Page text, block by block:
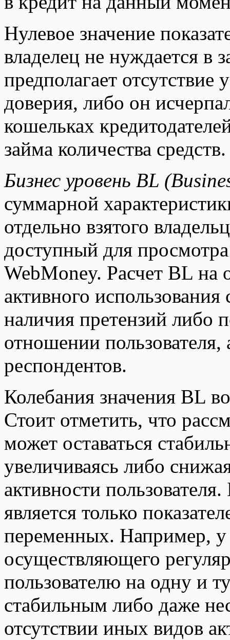
Нулевое значение
владелец не нуждается в
предполагает
доверия, либо он
кошельках
займа количества средств.
Бизнес уровень BL
суммарной
отдельно взятого
доступный для
WebMoney. Расчет BL на
активного
наличия претензий либо
отношении пользователя,
респондентов.
Колебания значения BL
Стоит отметить, что
может оставаться
увеличиваясь либо
активности
является только
переменных. Например, у
осуществляющего
пользователю на одну и
стабильным либо даже
отсутствии иных видов